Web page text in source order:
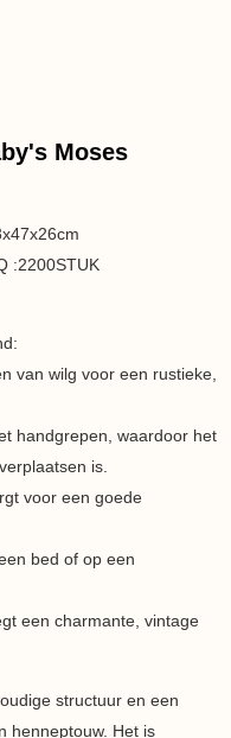
Moses
:2200STUK
van wilg voor een rustieke,
handgrepen, waardoor het
is.
voor een goede
bed of op een
een charmante, vintage
structuur en een
henneptouw. Het is